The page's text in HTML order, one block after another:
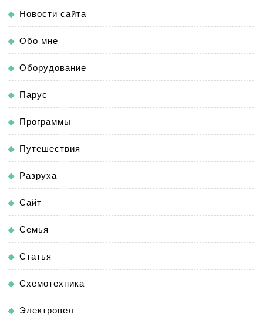
Новости сайта
Обо мне
Оборудование
Парус
Программы
Путешествия
Разруха
Сайт
Семья
Статья
Схемотехника
Электровел